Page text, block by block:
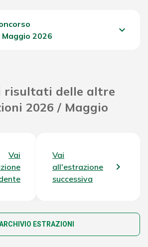
Maggio 2026
keyboard_arrow_down
risultati delle altre
2026 / Maggio
Vai
Vai
all'estrazione
successiva
ESTRAZIONI